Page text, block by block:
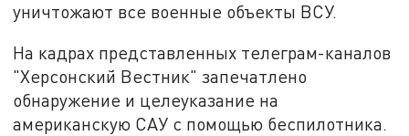
уничтожают все военные объекты ВСУ.
На кадрах представленных телеграм-каналов
"Херсонский Вестник" запечатлено
обнаружение и целеуказание на
американскую САУ с помощью беспилотника.